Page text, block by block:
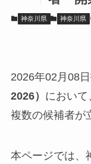
神奈川県 神奈川県
2026年02月08
2026） において
複数の候補者が
本ページでは、